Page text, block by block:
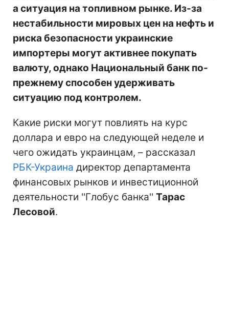
а ситуация на топливном рынке. Из-за
нестабильности мировых цен на нефть и
риска безопасности украинские
импортеры могут активнее покупать
валюту, однако Национальный банк по-
прежнему способен удерживать
ситуацию под контролем.
Какие риски могут повлиять на курс
доллара и евро на следующей неделе и
чего ожидать украинцам, – рассказал
РБК-Украина директор департамента
финансовых рынков и инвестиционной
деятельности ''Глобус банка'' Тарас
Лесовой.